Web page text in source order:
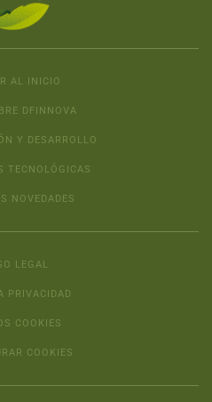
AL INICIO
DFINNOVA
Y DESARROLLO
TECNOLÓGICAS
NOVEDADES
LEGAL
PRIVACIDAD
COOKIES
COOKIES